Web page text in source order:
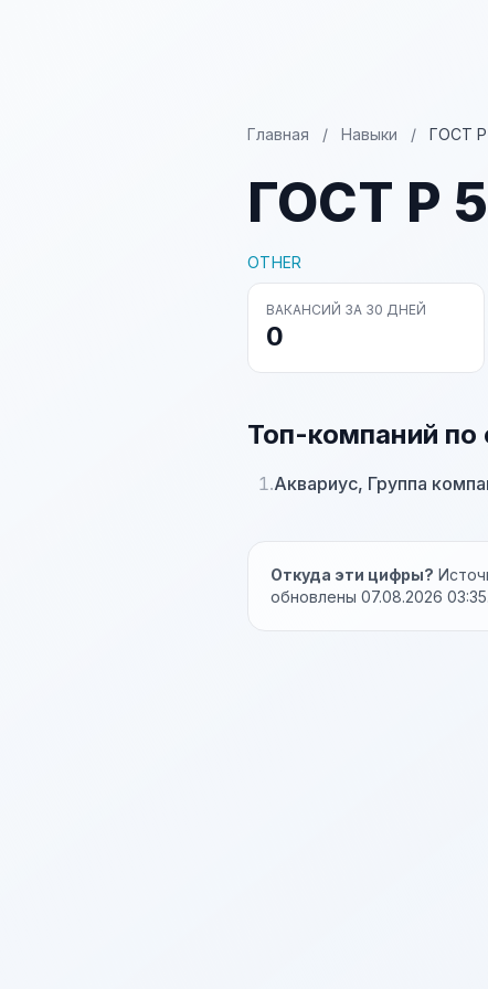
Главная / Навыки / ГОСТ Р
ГОСТ Р
OTHER
ВАКАНСИЙ ЗА 30 ДНЕЙ
0
Топ-компаний по
1.Аквариус, Группа
Откуда эти цифры?
обновлены 07.08.2026 03:35.